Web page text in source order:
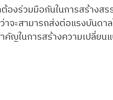
องร่วมมือกันในการสร้างส
าจะสามารถส่งต่อแรงบันดา
ำคัญในการสร้างความเปลี่ย